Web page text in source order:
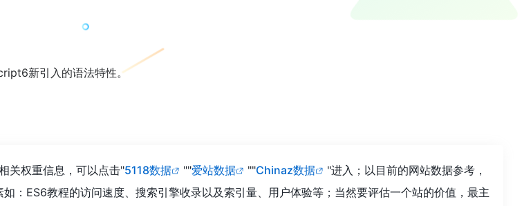
新引入的语法特性。
关权重信息，可以点击"5118数据 ""爱站数据 ""Chinaz数据
"进入；以目前的网站数据参考，
：ES6教程的访问速度、搜索引擎收录以及索引量、用户体验等；当然要评估一个站的价值，最主